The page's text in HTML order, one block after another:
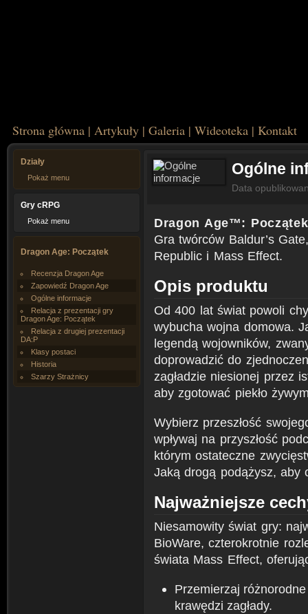
Strona główna | Artykuły | Galeria | Wideoteka | Kontakt
Działy
Pokaż menu
Gry cRPG
Pokaż menu
Dragon Age: Początek
Recenzja Dragon Age
Zapowiedź Dragon Age
Ogólne informacje
Relacja z prezentacji gry
Dragon Age: Początek
Relacja z drugiej prezentacji
DA:P
Klasy postaci
Historia
Szarzy Strażnicy
Ogólne
Data
Dragon Age™: Początek
Gra twórców Baldur’s
Republic i Mass Effect.
Opis produktu
Od 400 lat świat powoli
wybucha wojna domowa.
legendą wojowników,
doprowadzić do
zagładzie niesionej przez
aby zgotować piekło
Wybierz przeszłość
wpływaj na przyszłość
którym ostateczne
Jaką drogą podążysz, aby
Najważniejsze
Niesamowity świat gry:
BioWare, czterokrotnie
świata Mass Effect,
Przemierzaj
krawędzi zagłady.